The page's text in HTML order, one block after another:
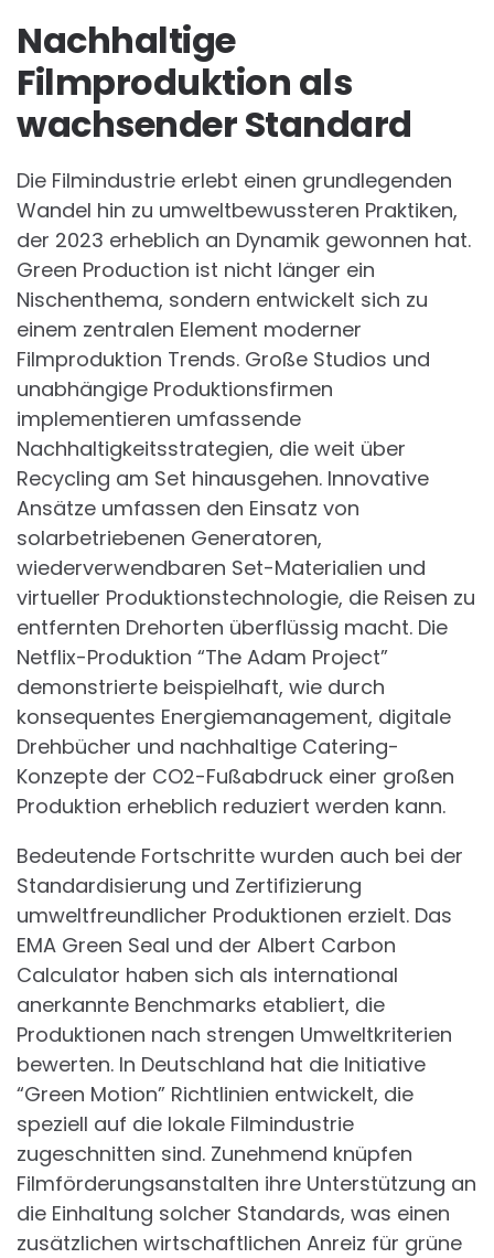
Nachhaltige
Filmproduktion als
wachsender Standard
Die Filmindustrie erlebt einen grundlegenden
Wandel hin zu umweltbewussteren Praktiken,
der 2023 erheblich an Dynamik gewonnen hat.
Green Production ist nicht länger ein
Nischenthema, sondern entwickelt sich zu
einem zentralen Element moderner
Filmproduktion Trends. Große Studios und
unabhängige Produktionsfirmen
implementieren umfassende
Nachhaltigkeitsstrategien, die weit über
Recycling am Set hinausgehen. Innovative
Ansätze umfassen den Einsatz von
solarbetriebenen Generatoren,
wiederverwendbaren Set-Materialien und
virtueller Produktionstechnologie, die Reisen zu
entfernten Drehorten überflüssig macht. Die
Netflix-Produktion “The Adam Project”
demonstrierte beispielhaft, wie durch
konsequentes Energiemanagement, digitale
Drehbücher und nachhaltige Catering-
Konzepte der CO2-Fußabdruck einer großen
Produktion erheblich reduziert werden kann.
Bedeutende Fortschritte wurden auch bei der
Standardisierung und Zertifizierung
umweltfreundlicher Produktionen erzielt. Das
EMA Green Seal und der Albert Carbon
Calculator haben sich als international
anerkannte Benchmarks etabliert, die
Produktionen nach strengen Umweltkriterien
bewerten. In Deutschland hat die Initiative
“Green Motion” Richtlinien entwickelt, die
speziell auf die lokale Filmindustrie
zugeschnitten sind. Zunehmend knüpfen
Filmförderungsanstalten ihre Unterstützung an
die Einhaltung solcher Standards, was einen
zusätzlichen wirtschaftlichen Anreiz für grüne